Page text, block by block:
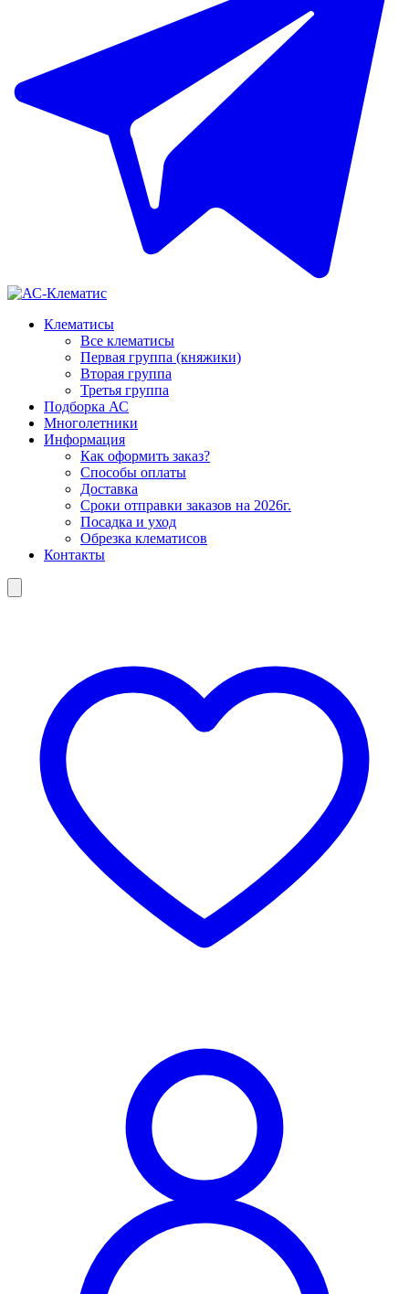
Клематисы
Все клематисы
Первая группа (княжики)
Вторая группа
Третья группа
Подборка АС
Многолетники
Информация
Как оформить заказ?
Способы оплаты
Доставка
Сроки отправки заказов на 2026г.
Посадка и уход
Обрезка клематисов
Контакты